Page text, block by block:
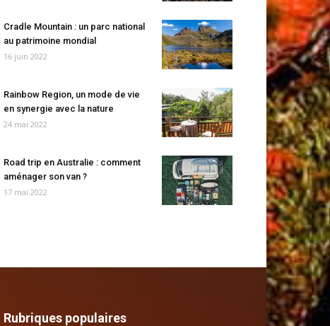
Cradle Mountain : un parc national
au patrimoine mondial
16 juin 2022
Rainbow Region, un mode de vie
en synergie avec la nature
24 mai 2022
Road trip en Australie : comment
aménager son van ?
17 mai 2022
Rubriques populaires